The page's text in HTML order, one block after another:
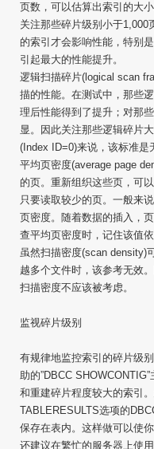
页数，可以估算出索引的大
关注那些碎片级别小于1,000
的索引才会影响性能，特别
引起最大的性能提升。
逻辑扫描碎片(logical scan
描的性能。在测试中，那些
理后性能得到了提升；对那
显。因此关注那些逻辑碎片
(Index ID=0)来说，该标准是
平均页密度(average page
的页。重新组织这些页，可
只要读取较少的页。一般来
页密度。随着数据的插入，
查平均页密度时，记住该值
虽然扫描密度(scan density)
越多个文件时，该参考无效
扫描密度不应该被考虑。
监视碎片级别
有规律地监控索引的碎片级
助的”DBCC
和重建碎片程度较大的索引
TABLERESULTS选项的
保存在表内。这样做可以使
还建议在繁忙的服务器上使